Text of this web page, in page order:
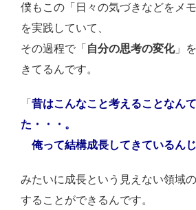
僕もこの「日々の気づきなどをメ
を実践していて、
その過程で「 自分の思考の変化」
きてるんです。
「 昔はこんなこと考えることなん
た・・・。
俺って結構成長してきているん
みたいに成長という見えない領域
することができるんです。